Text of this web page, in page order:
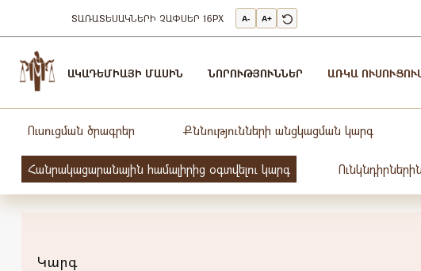
ՏԱՌԱՏԵՍԱԿՆԵՐԻ ՉԱՓՍԵՐ 16PX A- A+
Ակադեմիա
-
ԱԿԱԴԵՄԻԱՅԻ ՄԱՍԻՆ ՆՈՐՈՒԹՅՈՒՆՆԵՐ ԱՌԿԱ
Ուսուցման ծրագրեր Քննությունների անցկացման կարգ
Հանրակացարանային համալիրից օգտվելու կարգ
Կարգ